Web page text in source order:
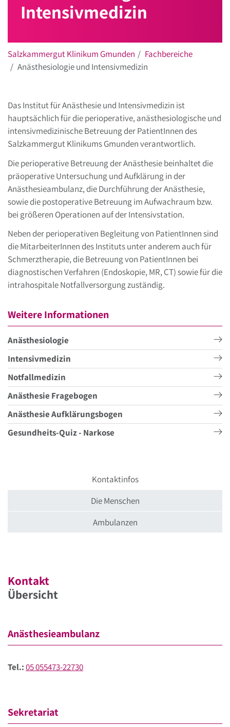
Intensivmedizin
Salzkammergut Klinikum Gmunden
Fachbereiche
Anästhesiologie und Intensivmedizin
Das Institut für Anästhesie und Intensivmedizin ist
hauptsächlich für die perioperative, anästhesiologische und
intensivmedizinische Betreuung der PatientInnen des
Salzkammergut Klinikums Gmunden verantwortlich.
Die perioperative Betreuung der Anästhesie beinhaltet die
präoperative Untersuchung und Aufklärung in der
Anästhesieambulanz, die Durchführung der Anästhesie,
sowie die postoperative Betreuung im Aufwachraum bzw.
bei größeren Operationen auf der Intensivstation.
Neben der perioperativen Begleitung von PatientInnen sind
die MitarbeiterInnen des Instituts unter anderem auch für
Schmerztherapie, die Betreuung von PatientInnen bei
diagnostischen Verfahren (Endoskopie, MR, CT) sowie für die
intrahospitale Notfallversorgung zuständig.
Weitere Informationen
Anästhesiologie
Intensivmedizin
Notfallmedizin
Anästhesie Fragebogen
Anästhesie Aufklärungsbogen
Gesundheits-Quiz - Narkose
Kontaktinfos
Die Menschen
Ambulanzen
Kontakt
Übersicht
Anästhesieambulanz
Tel.:05 055473-22730
Sekretariat